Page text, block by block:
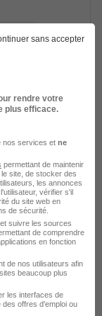
H/F
il y a 5 jours
H/F
sans accepter
rendre votre
plus efficace.
nos services et ne
permettant de maintenir
site, de stocker des
les annonces
vérifier s'il
du site web en
de sécurité.
suivre les sources
de comprendre
en fonction
de nos utilisateurs afin
beaucoup plus
les interfaces de
offres d'emploi ou